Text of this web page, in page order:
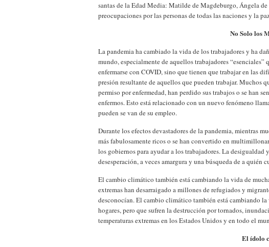
santas de la Edad Media: Matilde de Magdeburgo, Ángela
preocupaciones por las personas de todas las naciones y la
No Solo los
La pandemia ha cambiado la vida de los trabajadores y ha
mundo, especialmente de aquellos trabajadores
enfermarse con COVID, sino que tienen que trabajar en las
presión resultante de aquellos que pueden trabajar. Muchos
permiso por enfermedad, han perdido sus trabajos o se han
enfermos. Esto está relacionado con un nuevo fenómeno
pueden se van de su empleo.
Durante los efectos devastadores de la pandemia, mientras
más fabulosamente ricos o se han convertido en
los gobiernos para ayudar a los trabajadores. La
desesperación, a veces amargura y una búsqueda de a quién
El cambio climático también está cambiando la vida de
extremas han desarraigado a millones de refugiados y
desconocían. El cambio climático también está cambiando
hogares, pero que sufren la destrucción por tornados,
temperaturas extremas en los Estados Unidos y en todo el
El ídolo